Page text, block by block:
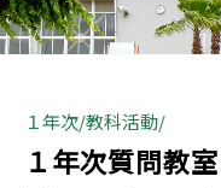
１年次 教科活動
１年次質問教室